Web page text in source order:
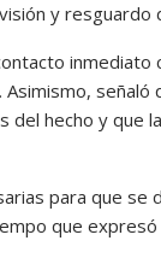
y resguardo
inmediato
hecho y que
para que se
que expresó